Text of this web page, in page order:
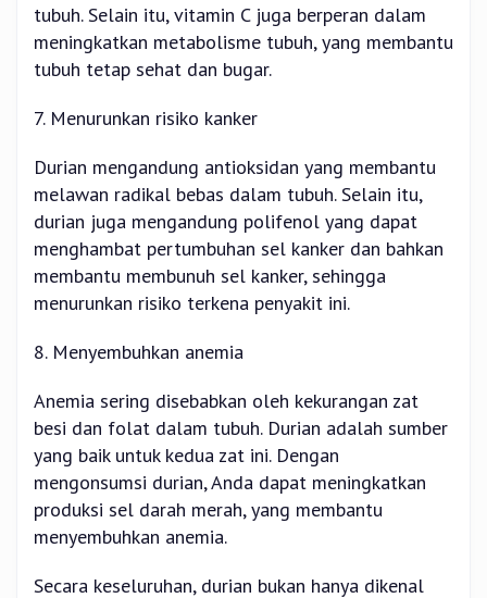
tubuh. Selain itu, vitamin C juga berperan dalam
meningkatkan metabolisme tubuh, yang membantu
tubuh tetap sehat dan bugar.
7. Menurunkan risiko kanker
Durian mengandung antioksidan yang membantu
melawan radikal bebas dalam tubuh. Selain itu,
durian juga mengandung polifenol yang dapat
menghambat pertumbuhan sel kanker dan bahkan
membantu membunuh sel kanker, sehingga
menurunkan risiko terkena penyakit ini.
8. Menyembuhkan anemia
Anemia sering disebabkan oleh kekurangan zat
besi dan folat dalam tubuh. Durian adalah sumber
yang baik untuk kedua zat ini. Dengan
mengonsumsi durian, Anda dapat meningkatkan
produksi sel darah merah, yang membantu
menyembuhkan anemia.
Secara keseluruhan, durian bukan hanya dikenal